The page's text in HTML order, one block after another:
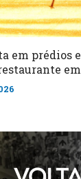
em prédios